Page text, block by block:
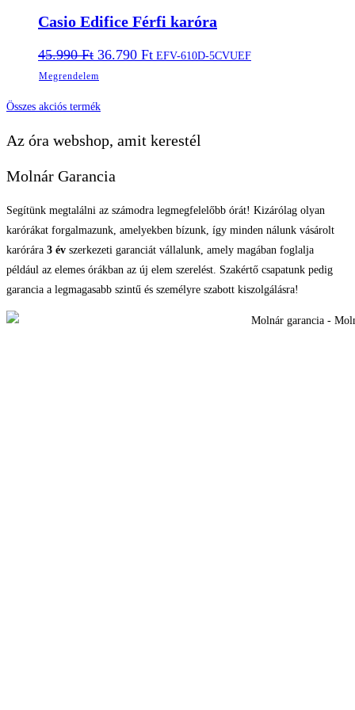
Casio Edifice Férfi karóra
45.990Ft Original
price
was:
36.790 FtCurrent
price
EFV-610D-5CVUEF
Megrendelem
Összes akciós termék
Az óra webshop, amit kerestél
Molnár Garancia
Segítünk megtalálni az számodra legmegfelelőbb órát! Kizárólag olyan
karórákat forgalmazunk, amelyekben bízunk, így minden nálunk vásárolt
karórára 3 év szerkezeti garanciát vállalunk, amely magában foglalja
például az elemes órákban az új elem szerelést. Szakértő csapatunk pedig
garancia a legmagasabb szintű és személyre szabott kiszolgálásra!